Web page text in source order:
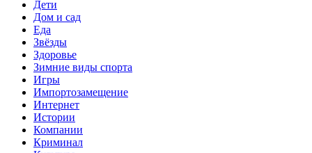
Дети
Дом и сад
Еда
Звёзды
Здоровье
Зимние виды спорта
Игры
Импортозамещение
Интернет
Истории
Компании
Криминал